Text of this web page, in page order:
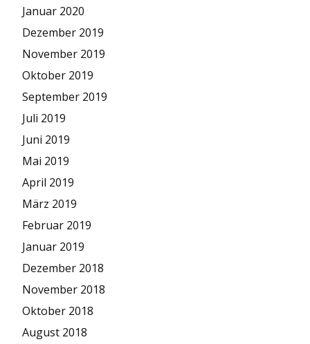
Januar 2020
Dezember 2019
November 2019
Oktober 2019
September 2019
Juli 2019
Juni 2019
Mai 2019
April 2019
März 2019
Februar 2019
Januar 2019
Dezember 2018
November 2018
Oktober 2018
August 2018